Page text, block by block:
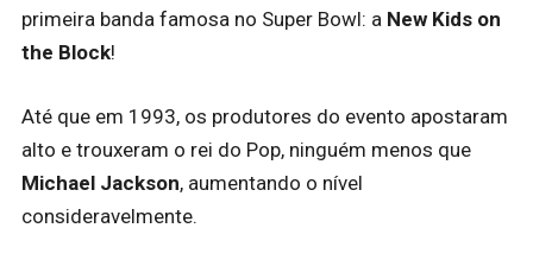
primeira banda famosa no Super Bowl: a New Kids on
the Block!
Até que em 1993, os produtores do evento apostaram
alto e trouxeram o rei do Pop, ninguém menos que
Michael Jackson, aumentando o nível
consideravelmente.